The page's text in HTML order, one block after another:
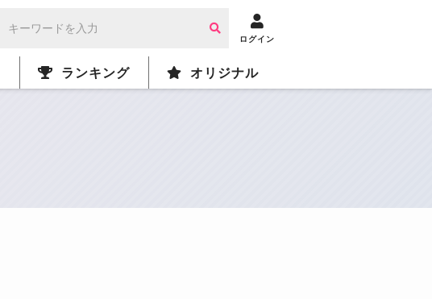
ログイン
ランキング オリジナル